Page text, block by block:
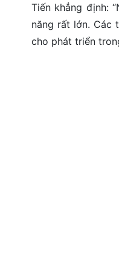
Tiến khẳng định:
năng rất lớn. Các
cho phát triển